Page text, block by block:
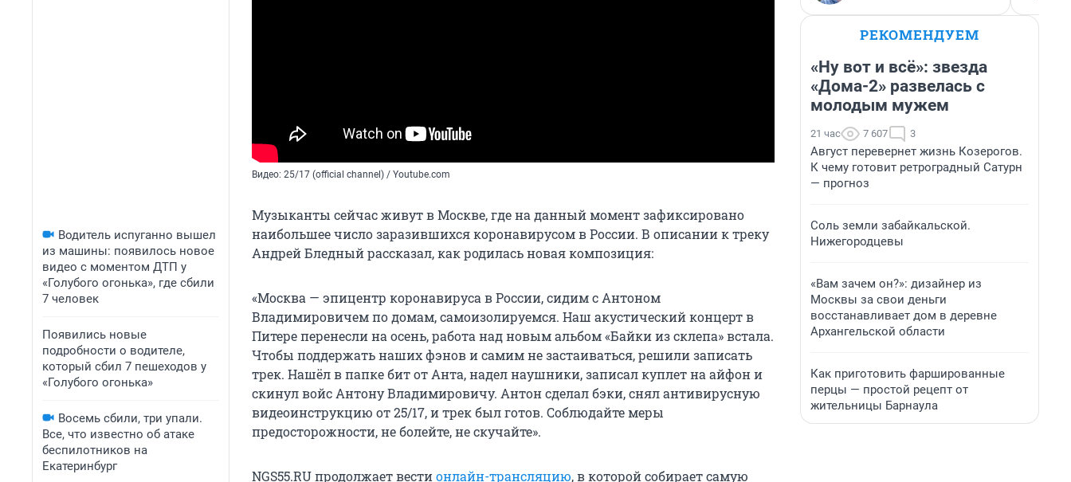
Водитель испуганно вышел
из машины: появилось новое
видео с моментом ДТП у
«Голубого огонька», где сбили
7 человек
Появились новые
подробности о водителе,
который сбил 7 пешеходов у
«Голубого огонька»
Восемь сбили, три упали.
Все, что известно об атаке
беспилотников на
Екатеринбург
Видео: 25/17 (official channel) / Youtube.com
Музыканты сейчас живут в Москве, где на данный момент зафиксировано
наибольшее число заразившихся коронавирусом в России. В описании к треку
Андрей Бледный рассказал, как родилась новая композиция:
«Москва — эпицентр коронавируса в России, сидим с Антоном
Владимировичем по домам, самоизолируемся. Наш акустический концерт в
Питере перенесли на осень, работа над новым альбом «Байки из склепа» встала.
Чтобы поддержать наших фэнов и самим не застаиваться, решили записать
трек. Нашёл в папке бит от Анта, надел наушники, записал куплет на айфон и
скинул войс Антону Владимировичу. Антон сделал бэки, снял антивирусную
видеоинструкцию от 25/17, и трек был готов. Соблюдайте меры
предосторожности, не болейте, не скучайте».
NGS55.RU продолжает вестионлайн-трансляцию, в которой собирает самую
РЕКОМЕНДУЕМ
«Ну вот и всё»: звезда
«Дома-2» развелась с
молодым мужем
21 час 7 607 3
Август перевернет жизнь Козерогов.
К чему готовит ретроградный Сатурн
— прогноз
Соль земли забайкальской.
Нижегородцевы
«Вам зачем он?»: дизайнер из
Москвы за свои деньги
восстанавливает дом в деревне
Архангельской области
Как приготовить фаршированные
перцы — простой рецепт от
жительницы Барнаула